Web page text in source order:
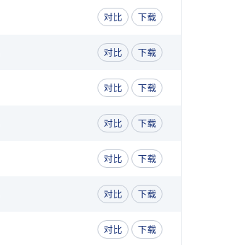
对比 下载
对比 下载
对比 下载
对比 下载
对比 下载
对比 下载
对比 下载